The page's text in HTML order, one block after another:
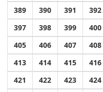
389
390 391 392
397
398 399 400
405
406 407 408
413
414 415 416
421
422 423 424